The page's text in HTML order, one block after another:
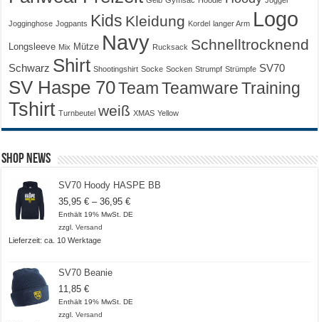
Jogginghose Jogpants Kids Kleidung Kordel langer Arm Logo
Longsleeve Mix Mütze Navy Rucksack Schnelltrocknend
Schwarz Shirt Shootingshirt Socke Socken Strumpf Strümpfe SV70
SV Haspe 70Team Teamware Training
Tshirt Turnbeutel weiß XMAS Yellow
Shop News
SV70 Hoody HASPE BB
35,95€ –36,95€Preisspanne:
35,95 €
Enthält 19% MwSt. DE
zzgl.Versand
Lieferzeit: ca. 10 Werktage
SV70 Beanie
11,85€
Enthält 19% MwSt. DE
zzgl.Versand